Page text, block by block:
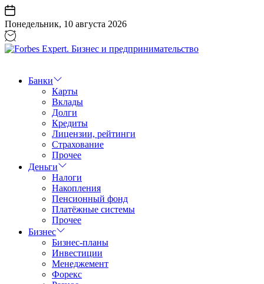
Перейти
к
содержанию
Понедельник, 10 августа 2026
Бизнес
предпринимательство
Банки
Карты
Вклады
Долги
Кредиты
Лицензии, рейтинги
Страхование
Прочее
Деньги
Налоги
Накопления
Пенсионный фонд
Платёжные системы
Прочее
Бизнес
Бизнес-планы
Инвестиции
Менеджемент
Форекс